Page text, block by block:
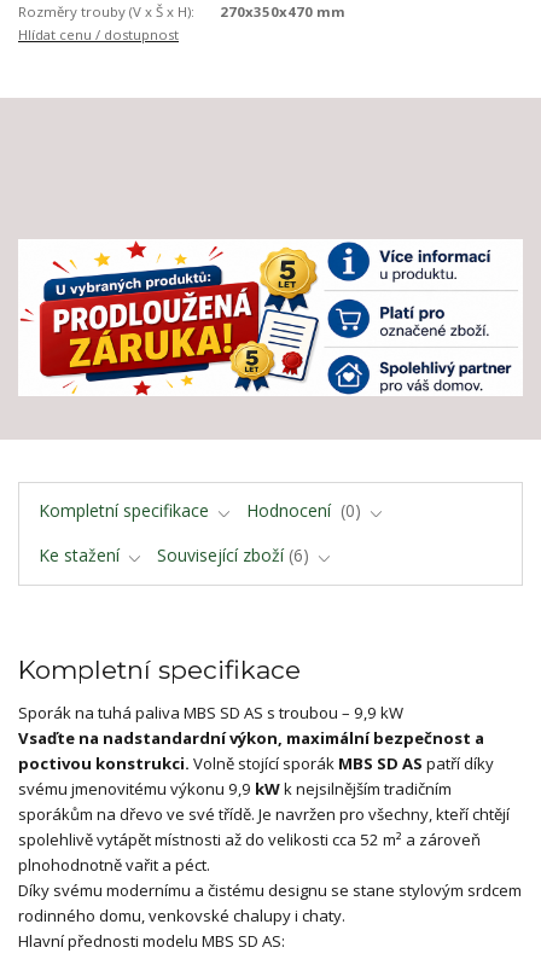
Rozměry trouby (V x Š x H):
270x350x470 mm
Hlídat cenu / dostupnost
Kompletní specifikace Hodnocení
0
Ke stažení
Související zboží 6
Kompletní specifikace
Sporák na tuhá paliva MBS SD AS s troubou – 9,9 kW
Vsaďte na nadstandardní výkon, maximální bezpečnost a
poctivou konstrukci. Volně stojící sporák MBS SD AS patří díky
svému jmenovitému výkonu 9,9 kWk nejsilnějším tradičním
sporákům na dřevo ve své třídě. Je navržen pro všechny, kteří chtějí
spolehlivě vytápět místnosti až do velikosti cca 52 m² a zároveň
plnohodnotně vařit a péct.
Díky svému modernímu a čistému designu se stane stylovým srdcem
rodinného domu, venkovské chalupy i chaty.
Hlavní přednosti modelu MBS SD AS: